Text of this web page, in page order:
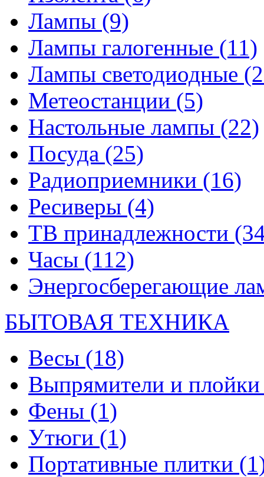
Лампы (9)
Лампы галогенные (11)
Лампы светодиодные
Метеостанции (5)
Настольные лампы (22)
Посуда (25)
Радиоприемники (16)
Ресиверы (4)
ТВ принадлежности
Часы (112)
Энергосберегающие
БЫТОВАЯ ТЕХНИКА
Весы (18)
Выпрямители и
Фены (1)
Утюги (1)
Портативные плитки